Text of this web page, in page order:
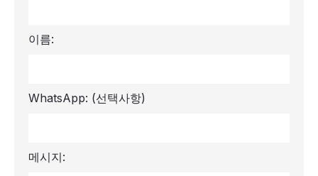
이름:
WhatsApp: (선택사항)
메시지: